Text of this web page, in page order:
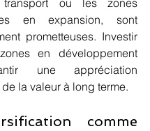
ou les zones
en expansion, sont
prometteuses. Investir
en développement
une appréciation
la valeur à long terme.
comme